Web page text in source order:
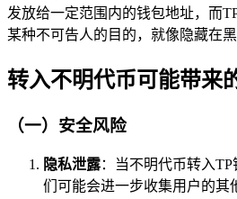
发放给一定范围内的钱包地址，而
某种不可告人的目的，就像隐藏在
转入不明代币可能带来
（一）安全风险
隐私泄露：当不明代币转入
们可能会进一步收集用户的其